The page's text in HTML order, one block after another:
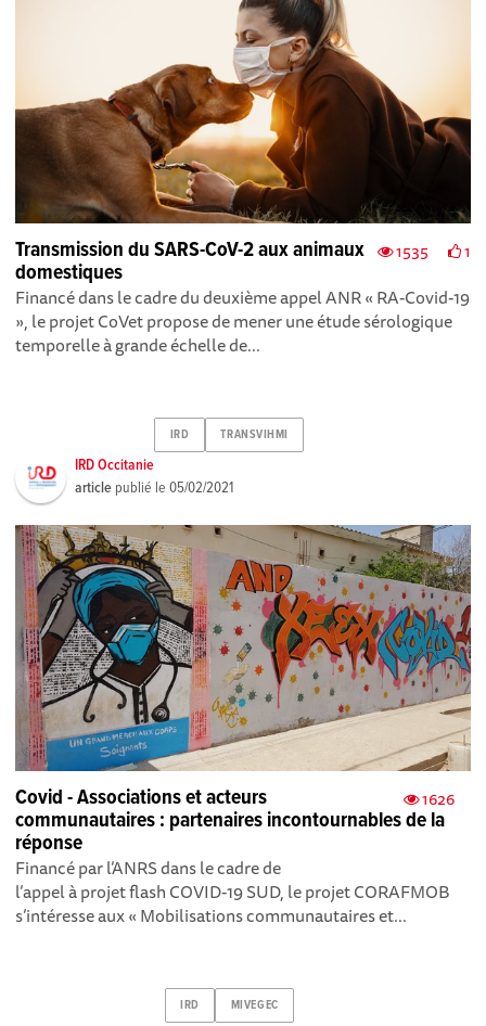
1535 1
Transmission du SARS-CoV-2 aux animaux
domestiques
Financé dans le cadre du deuxième appel ANR « RA-Covid-19
», le projet CoVet propose de mener une étude sérologique
temporelle à grande échelle de...
IRD TRANSVIHMI
IRD Occitanie
article publié le05/02/2021
1626
Covid - Associations et acteurs
communautaires : partenaires incontournables de la
réponse
Financé par l’ANRS dans le cadre de
l’appel à projet flash COVID-19 SUD, le projet CORAFMOB
s’intéresse aux « Mobilisations communautaires et...
IRD MIVEGEC